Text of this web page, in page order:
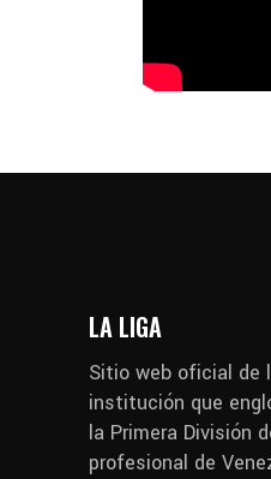
LA LIGA
Sitio web oficial de
institución que
la Primera División
profesional de